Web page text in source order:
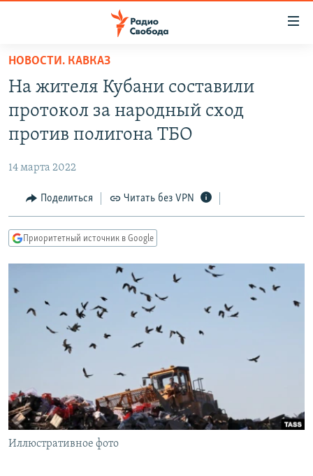
упрощенного
доступа
основному
Вернутся
Вернутся
АВТОРСКИЕ ПРОЕКТЫ
МНЕНИЯ
КУЛЬТУРА
КАВКАЗ.РЕАЛИИ
СИБИРЬ.РЕАЛИИ
РАСПИСАНИЕ ВЕЩАНИЯ
ПОДПИШИТЕСЬ НА РАССЫЛКУ
СОЦИАЛЬНЫЕ СЕТИ
НОВОСТИ. КАВКАЗ
На жителя Кубани составили
протокол за народный сход
против полигона ТБО
14 марта 2022
Поделиться Читать без VPN
Приоритетный источник в Google
Иллюстративное фото